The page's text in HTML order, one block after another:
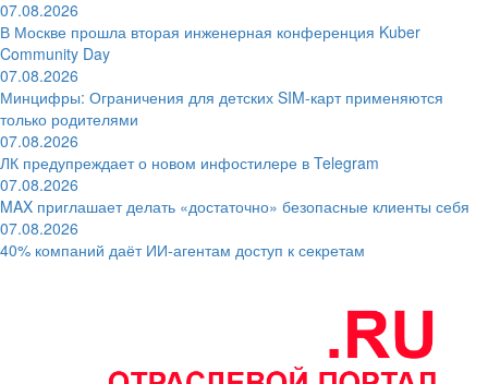
07.08.2026
В Москве прошла вторая инженерная конференция Kuber
Community Day
07.08.2026
Минцифры: Ограничения для детских SIM-карт применяются
только родителями
07.08.2026
ЛК предупреждает о новом инфостилере в Telegram
07.08.2026
MAX приглашает делать «достаточно» безопасные клиенты себя
07.08.2026
40% компаний даёт ИИ‑агентам доступ к секретам